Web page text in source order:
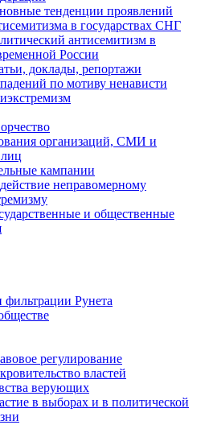
тенденции проявлений
в государствах СНГ
антисемитизм в
России
доклады, репортажи
по мотиву ненависти
организаций, СМИ и
кампании
неправомерному
и общественные
Рунета
регулирование
властей
верующих
в выборах и в политической